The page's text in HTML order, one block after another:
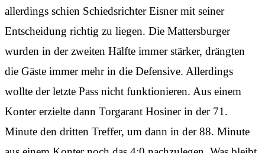
allerdings schien Schiedsrichter Eisner mit seiner
Entscheidung richtig zu liegen. Die Mattersburger
wurden in der zweiten Hälfte immer stärker, drängten
die Gäste immer mehr in die Defensive. Allerdings
wollte der letzte Pass nicht funktionieren. Aus einem
Konter erzielte dann Torgarant Hosiner in der 71.
Minute den dritten Treffer, um dann in der 88. Minute